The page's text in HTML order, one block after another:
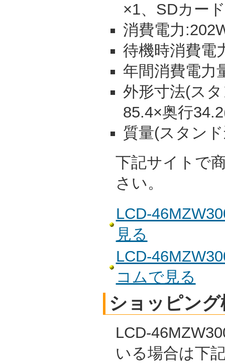
×1、SDカー
消費電力
待機時消費電
年間消費電力
外形寸法(ス
85.4×奥行
質量(スタン
下記サイトで
さい。
LCD-
見る
LCD-
コムで見る
ショッピング
LCD-
いる場合は下